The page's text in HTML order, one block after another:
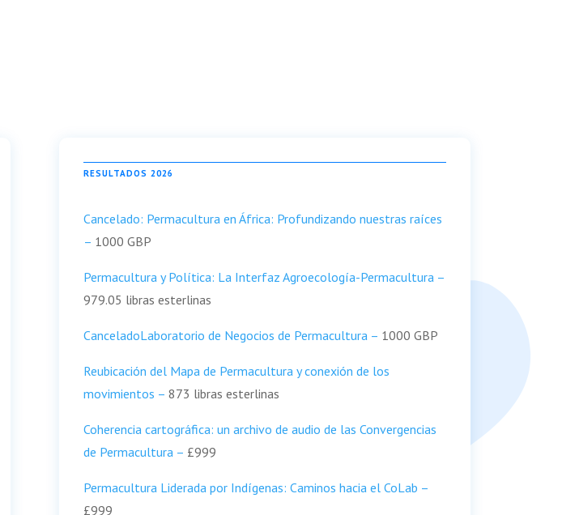
RESULTADOS 2026
Cancelado: Permacultura en África: Profundizando nuestras raíces
– 1000 GBP
Permacultura y Política: La Interfaz Agroecología-Permacultura –
979.05 libras esterlinas
CanceladoLaboratorio de Negocios de Permacultura – 1000 GBP
Reubicación del Mapa de Permacultura y conexión de los
movimientos – 873 libras esterlinas
Coherencia cartográfica: un archivo de audio de las Convergencias
de Permacultura – £999
Permacultura Liderada por Indígenas: Caminos hacia el CoLab –
£999